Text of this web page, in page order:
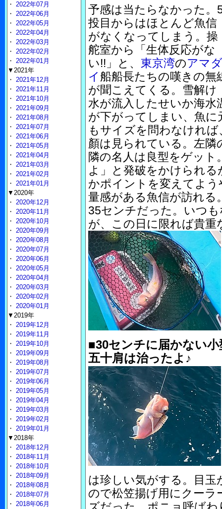
予感は当たらなかった。
投目からはほとんど魚信
がなくなってしまう。操
舵室から「生体反応がな
い!!」と、 東京湾のアマダ
イ 船船長たちの嘆きの無
が聞こえてくる。雪解け
水が流入したせいか海水
が下がってしまい、魚
もサイズを問わなけれ
顏は見られている。左隣
隣の名人は良型をゲット
よ」と発破をかけられ
かポイントを変えてよう
量感がある魚信が訪れ
35センチだった。いつ
が、この日に限れば貴重
■30センチに届かない
五十肩は治ったよ♪
は珍しい気がする。目
ので松笠揚げ用にクーラ
・ 2022年07月
・ 2022年06月
・ 2022年05月
・ 2022年04月
・ 2022年03月
・ 2022年02月
・ 2022年01月
▼2021年
・ 2021年12月
・ 2021年11月
・ 2021年10月
・ 2021年09月
・ 2021年08月
・ 2021年07月
・ 2021年06月
・ 2021年05月
・ 2021年04月
・ 2021年03月
・ 2021年02月
・ 2021年01月
▼2020年
・ 2020年12月
・ 2020年11月
・ 2020年10月
・ 2020年09月
・ 2020年08月
・ 2020年07月
・ 2020年06月
・ 2020年05月
・ 2020年04月
・ 2020年03月
・ 2020年02月
・ 2020年01月
▼2019年
・ 2019年12月
・ 2019年11月
・ 2019年10月
・ 2019年09月
・ 2019年08月
・ 2019年07月
・ 2019年06月
・ 2019年05月
・ 2019年04月
・ 2019年03月
・ 2019年02月
・ 2019年01月
▼2018年
・ 2018年12月
・ 2018年11月
・ 2018年10月
・ 2018年09月
・ 2018年08月
・ 2018年07月
・ 2018年06月